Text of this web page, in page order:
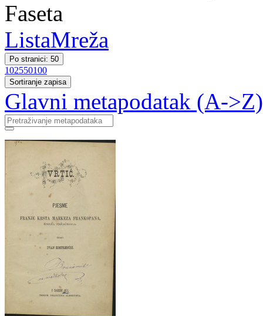
Faseta
ListaMreža
Po stranici: 50
102550100
Sortiranje zapisa
Glavni metapodatak (A->Z)